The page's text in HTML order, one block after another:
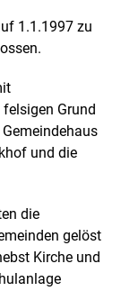
1.1.1997 zu
Grund
und die
die
gelöst
Kirche und